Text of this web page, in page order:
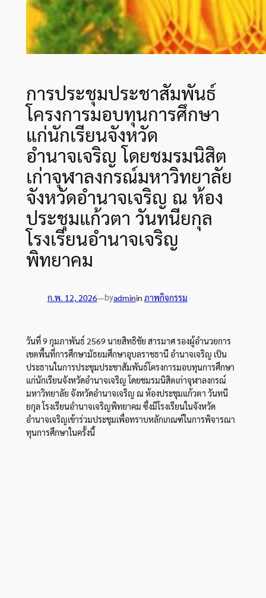
การประชุมประชาสัมพันธ์
โครงการมอบทุนการศึกษา
แก่นักเรียนจังหวัด
อำนาจเจริญ โดยชมรมนิสิต
เก่าจุฬาลงกรณ์มหาวิทยาลัย
จังหวัดอำนาจเจริญ ณ ห้อง
ประชุมแก้วตา วันทนียกุล
โรงเรียนอำนาจเจริญ
พิทยาคม
ก.พ. 12, 2026—byadminin ภาพกิจกรรม
วันที่ 9 กุมภาพันธ์ 2569 นายสิทธิชัย สารมาศ รองผู้อำนวยการ
เขตพื้นที่การศึกษามัธยมศึกษาอุบลราชธานี อำนาจเจริญ เป็น
ประธานในการประชุมประชาสัมพันธ์โครงการมอบทุนการศึกษา
แก่นักเรียนจังหวัดอำนาจเจริญ โดยชมรมนิสิตเก่าจุฬาลงกรณ์
มหาวิทยาลัย จังหวัดอำนาจเจริญ ณ ห้องประชุมแก้วตา วันทนี
ยกุล โรงเรียนอำนาจเจริญพิทยาคม ซึ่งมีโรงเรียนในจังหวัด
อำนาจเจริญเข้าร่วมประชุมเพื่อทราบหลักเกณฑ์ในการพิจารณา
ทุนการศึกษาในครั้งนี้